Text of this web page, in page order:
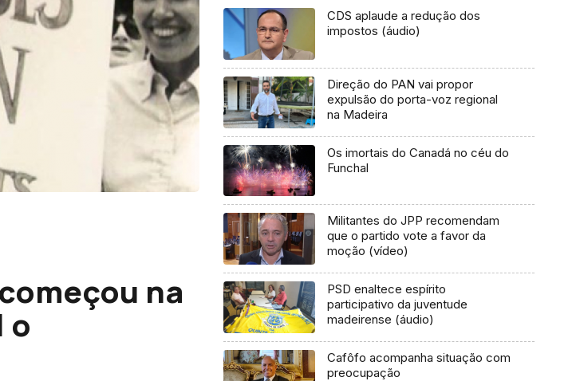
na
o
CDS aplaude a redução dos
impostos (áudio)
Direção do PAN vai propor
expulsão do porta-voz regional
na Madeira
Os imortais do Canadá no céu do
Funchal
Militantes do JPP recomendam
que o partido vote a favor da
moção (vídeo)
PSD enaltece espírito
participativo da juventude
madeirense (áudio)
Cafôfo acompanha situação com
preocupação